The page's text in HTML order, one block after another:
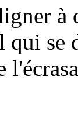
à
qui